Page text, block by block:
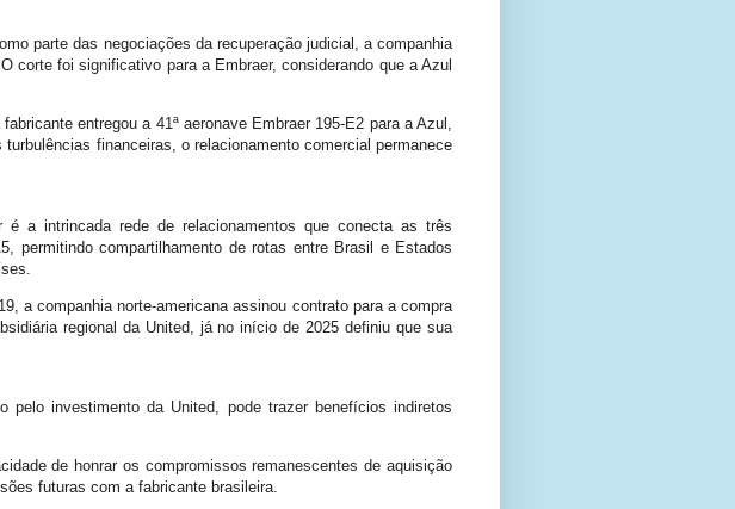
parte das negociações da recuperação judicial, a companhia
corte foi significativo para a Embraer, considerando que a Azul
entregou a 41ª aeronave Embraer 195-E2 para a Azul,
financeiras, o relacionamento comercial permanece
a intrincada rede de relacionamentos que conecta as três
permitindo compartilhamento de rotas entre Brasil e Estados
a companhia norte-americana assinou contrato para a compra
regional da United, já no início de 2025 definiu que sua
investimento da United, pode trazer benefícios indiretos
de honrar os compromissos remanescentes de aquisição
futuras com a fabricante brasileira.